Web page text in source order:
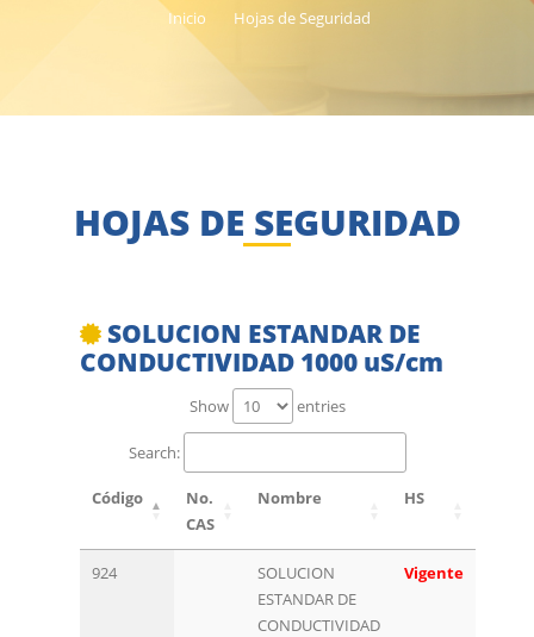
Inicio Hojas de Seguridad
HOJAS DE SEGURIDAD
SOLUCION ESTANDAR DE
CONDUCTIVIDAD 1000 uS/cm
Show entries
Search:
Código
No.
CAS
Nombre HS
924
SOLUCION
ESTANDAR DE
CONDUCTIVIDAD
Vigente